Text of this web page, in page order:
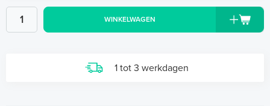
WINKELWAGEN
1 tot 3 werkdagen